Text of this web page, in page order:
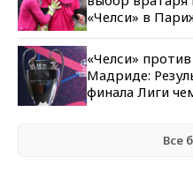
«Челси» в
«Челси»
Мадриде:
финала Лиги
Все